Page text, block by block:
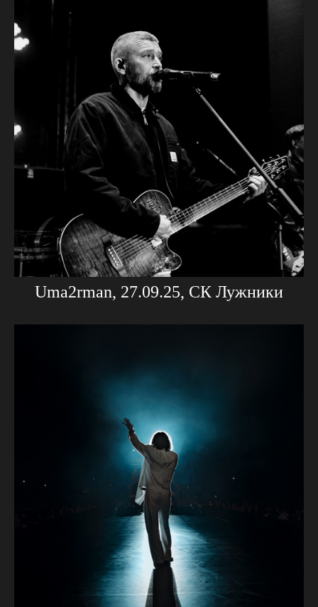
Uma2rman, 27.09.25, СК Лужники